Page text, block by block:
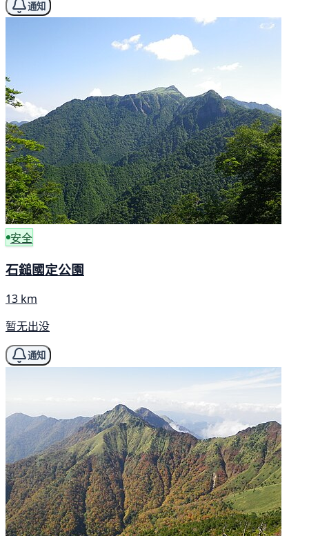
通知
安全
石鎚國定公園
13 km
暂无出没
通知